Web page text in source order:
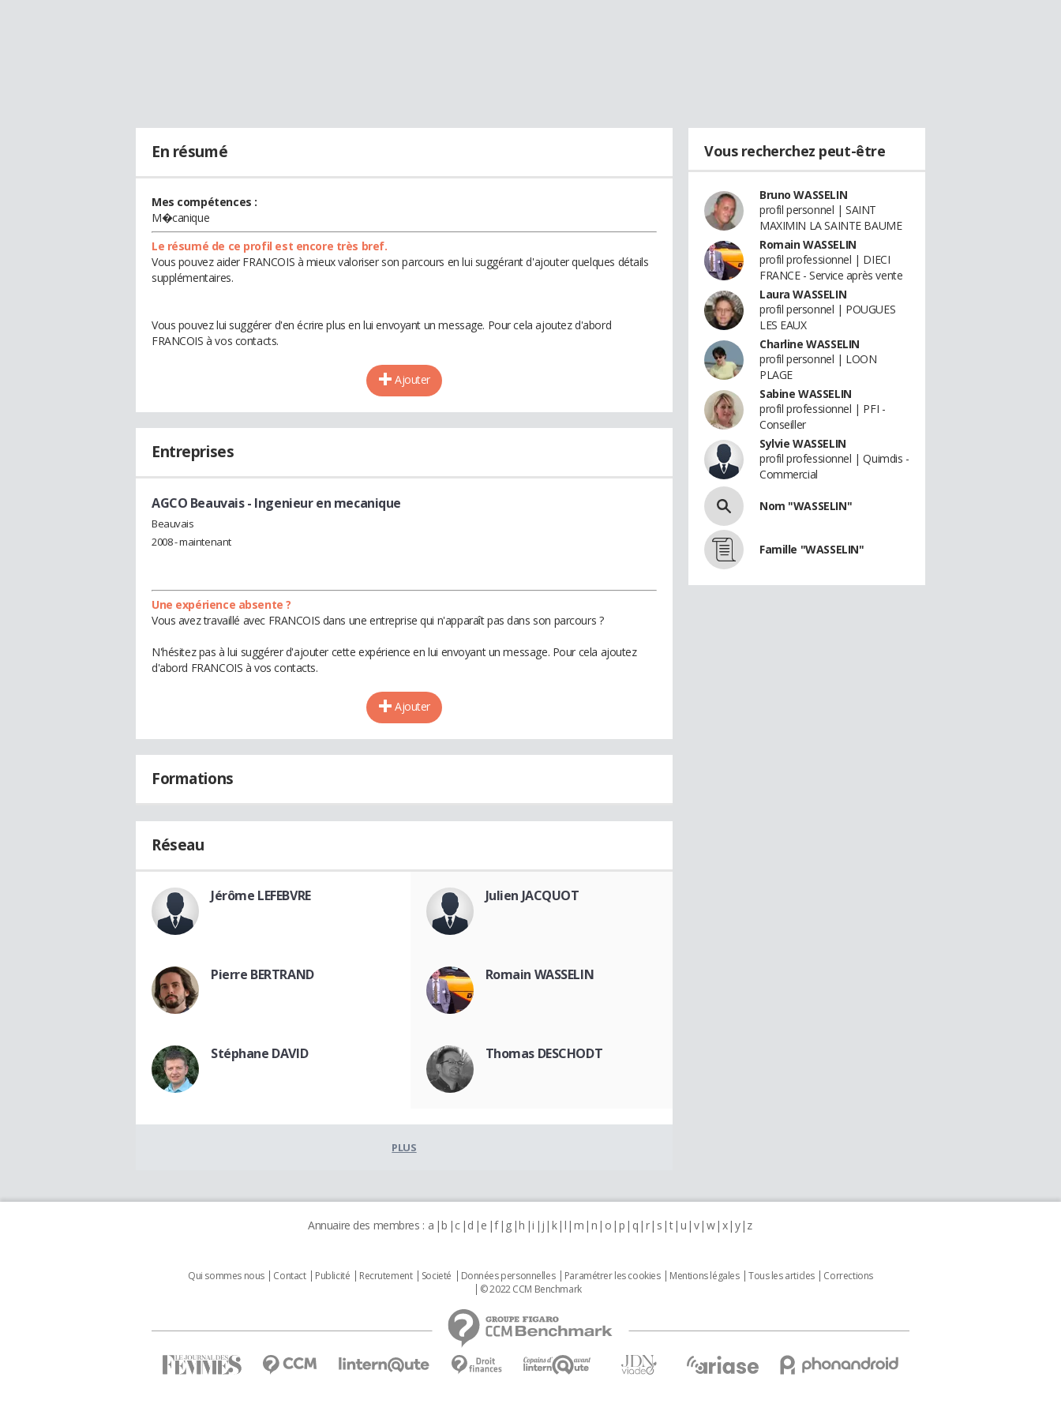
En résumé
Mes compétences :
M�canique
Le résumé de ce profil est encore très bref.
Vous pouvez aider FRANCOIS à mieux valoriser son parcours en lui suggérant d'ajouter quelques détails
supplémentaires.
Vous pouvez lui suggérer d'en écrire plus en lui envoyant un message. Pour cela ajoutez d'abord
FRANCOIS à vos contacts.
Ajouter
Entreprises
AGCO Beauvais- Ingenieur en mecanique
Beauvais
2008 - maintenant
Une expérience absente ?
Vous avez travaillé avec FRANCOIS dans une entreprise qui n'apparaît pas dans son parcours ?
N'hésitez pas à lui suggérer d'ajouter cette expérience en lui envoyant un message. Pour cela ajoutez
d'abord FRANCOIS à vos contacts.
Ajouter
Formations
Réseau
Jérôme LEFEBVRE Julien JACQUOT
Pierre BERTRAND Romain WASSELIN
Stéphane DAVID Thomas DESCHODT
PLUS
Vous recherchez peut-être
Bruno WASSELIN
profil personnel | SAINT
MAXIMIN LA SAINTE BAUME
Romain WASSELIN
profil professionnel | DIECI
FRANCE - Service après vente
Laura WASSELIN
profil personnel | POUGUES
LES EAUX
Charline WASSELIN
profil personnel | LOON
PLAGE
Sabine WASSELIN
profil professionnel | PFI -
Conseiller
Sylvie WASSELIN
profil professionnel | Quimdis -
Commercial
Nom "WASSELIN"
Famille "WASSELIN"
Annuaire des membres : a b c d e f g h i j k l m n o p q r s t u v w x y z
Qui sommes nous Contact Publicité Recrutement Societé Données personnelles Paramétrer les cookies Mentions légales Tous les articles
Corrections
© 2022 CCM Benchmark